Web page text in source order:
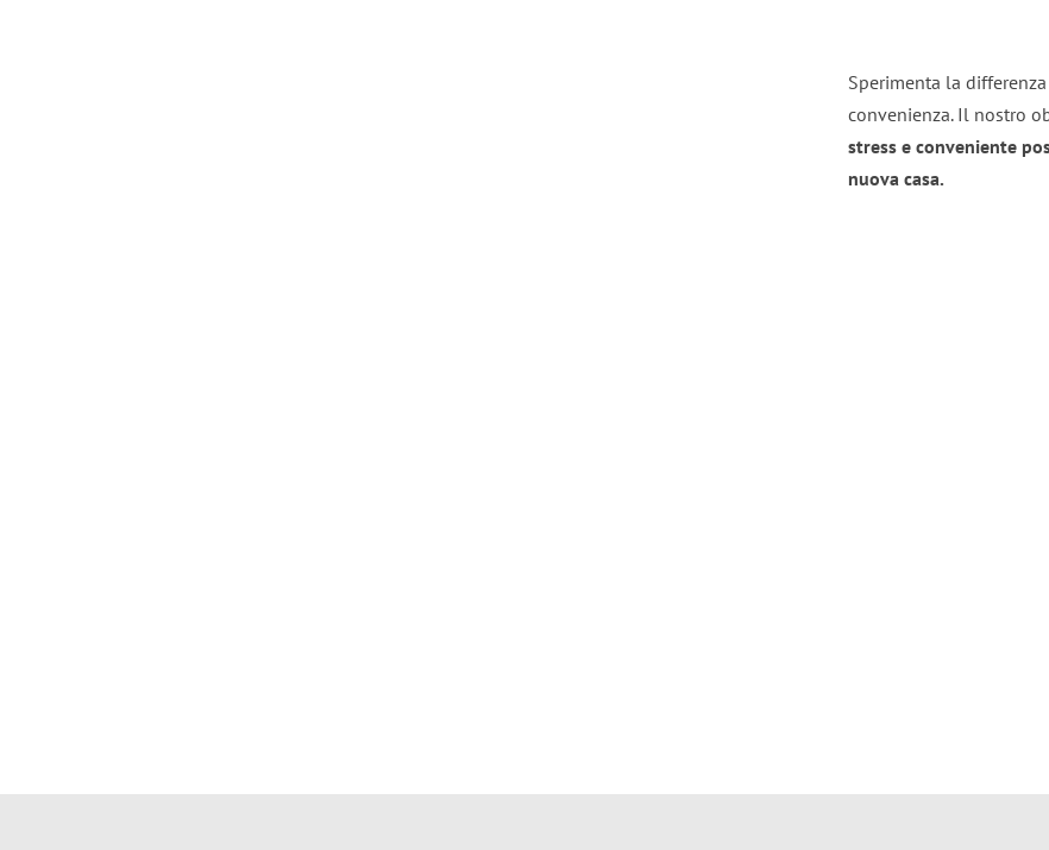
Sperimenta la
convenienza. Il nostro
stress e conveniente
nuova casa.